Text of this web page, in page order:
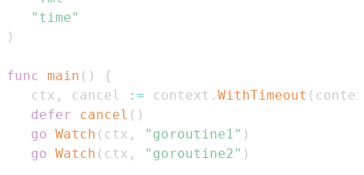
"time"
)
func main ( )
{
   ctx
, cancel := context . WithTimeout (
defer
cancel ( )
go Watch ( ctx , "goroutine1" )
go Watch ( ctx , "goroutine2" )